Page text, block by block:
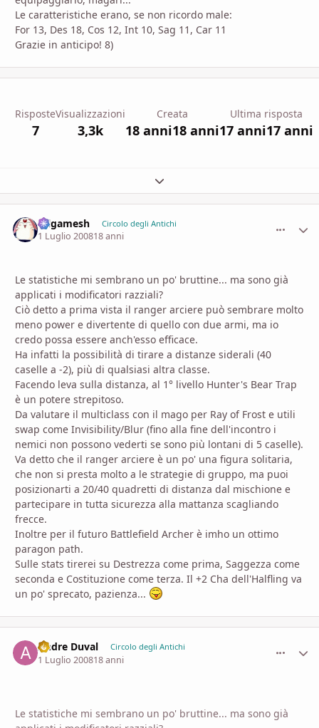
Le caratteristiche erano, se non ricordo male:
For 13, Des 18, Cos 12, Int 10, Sag 11, Car 11
Grazie in anticipo! 8)
Risposte
7
Visualizzazioni
3,3k
Creata
18 anni18 anni
Ultima risposta
17 anni17 anni
Espandi panoramica del topic
Gilgamesh Circolo degli Antichi
1 Luglio 200818 anni
Le statistiche mi sembrano un po' bruttine... ma sono già
applicati i modificatori razziali?
Ciò detto a prima vista il ranger arciere può sembrare molto
meno power e divertente di quello con due armi, ma io
credo possa essere anch'esso efficace.
Ha infatti la possibilità di tirare a distanze siderali (40
caselle a -2), più di qualsiasi altra classe.
Facendo leva sulla distanza, al 1° livello Hunter's Bear Trap
è un potere strepitoso.
Da valutare il multiclass con il mago per Ray of Frost e utili
swap come Invisibility/Blur (fino alla fine dell'incontro i
nemici non possono vederti se sono più lontani di 5 caselle).
Va detto che il ranger arciere è un po' una figura solitaria,
che non si presta molto a le strategie di gruppo, ma puoi
posizionarti a 20/40 quadretti di distanza dal mischione e
partecipare in tutta sicurezza alla mattanza scagliando
frecce.
Inoltre per il futuro Battlefield Archer è imho un ottimo
paragon path.
Sulle stats tirerei su Destrezza come prima, Saggezza come
seconda e Costituzione come terza. Il +2 Cha dell'Halfling va
un po' sprecato, pazienza...
Andre Duval Circolo degli Antichi
1 Luglio 200818 anni
Le statistiche mi sembrano un po' bruttine... ma sono già